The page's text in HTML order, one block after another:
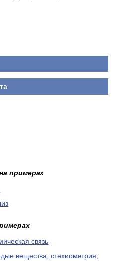
примерах
связь
вещества, стехиометрия,